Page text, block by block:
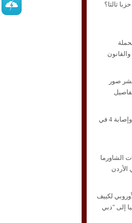
ثالثا؟
صور
مقتل جنديين إسرائيليين وإصابة 4 في
الشاورما
لكييف
إلى "دبي